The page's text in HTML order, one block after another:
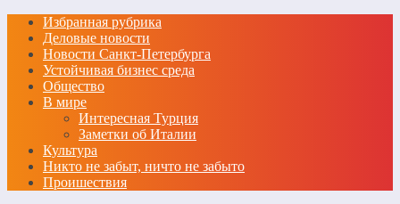
Избранная рубрика
Деловые новости
Новости Санкт-Петербурга
Устойчивая бизнес среда
Общество
В мире
Интересная Турция
Заметки об Италии
Культура
Никто не забыт, ничто не забыто
Проишествия